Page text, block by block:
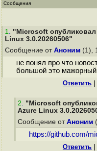
Сообщения
1. "Microsoft
Linux 3.0.20260506"
Сообщение от Аноним (1),
не понял про что
большой это мажорный
Ответить
2. "Microsoft
Azure Linux
Сообщение от Аноним
https://github.com/
Ответить